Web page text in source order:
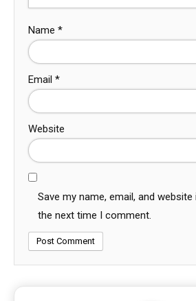
Name *
Email *
Website
Save my name, email, and
the next time I comment.